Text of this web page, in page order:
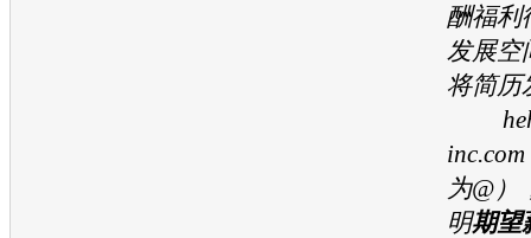
酬福利
发展空
将简历
为@）
明期望